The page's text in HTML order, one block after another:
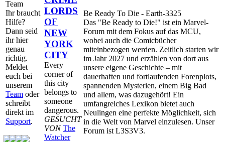
Team
Ihr braucht
Hilfe?
Dann seid
ihr hier
genau
richtig.
Meldet
euch bei
unserem
Team oder
schreibt
direkt im
Support.
LORDS
OF
NEW
YORK
CITY
Every
corner of
this city
belongs to
someone
dangerous.
GESUCHT
VON The
Watcher
Be Ready To Die - Earth-3325
Das "Be Ready to Die!" ist ein Marvel-
Forum mit dem Fokus auf das MCU,
wobei auch die Comicbücher
miteinbezogen werden. Zeitlich starten wir
im Jahr 2027 und erzählen von dort aus
unsere eigene Geschichte – mit
dauerhaften und fortlaufenden Forenplots,
spannenden Mysterien, einem Big Bad
und allem, was dazugehört! Ein
umfangreiches Lexikon bietet auch
Neulingen eine perfekte Möglichkeit, sich
in die Welt von Marvel einzulesen. Unser
Forum ist L3S3V3.